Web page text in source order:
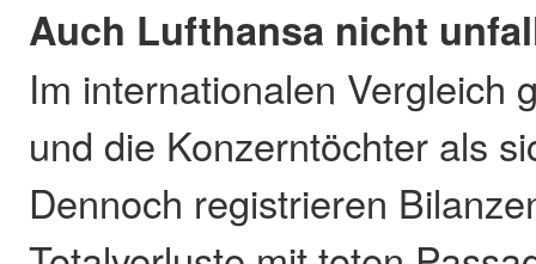
Auch Lufthansa nicht
Im internationalen Vergleich
und die Konzerntöchter als
Dennoch registrieren